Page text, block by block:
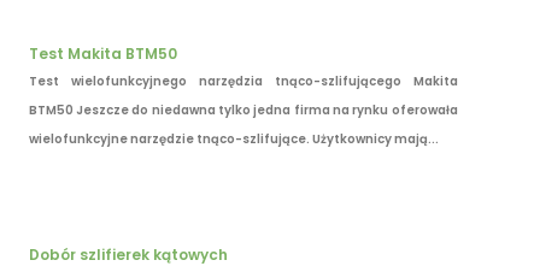
Test Makita BTM50
Test wielofunkcyjnego narzędzia tnąco-szlifującego Makita
BTM50 Jeszcze do niedawna tylko jedna firma na rynku oferowała
wielofunkcyjne narzędzie tnąco-szlifujące. Użytkownicy mają...
Dobór szlifierek kątowych